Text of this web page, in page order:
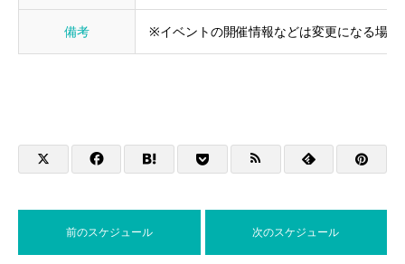
備考 ※イベントの開催情報などは変更になる場
前のスケジュール 次のスケジュール